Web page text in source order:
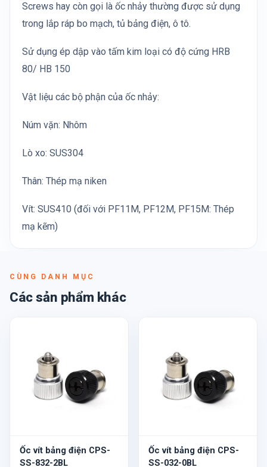
Screws hay còn gọi là ốc nhảy thường được sử dụng
trong lắp ráp bo mạch, tủ bảng điện, ô tô.
Sử dụng ép dập vào tấm kim loại có độ cứng HRB
80/ HB 150
Vật liệu các bộ phận của ốc nhảy:
Núm vặn: Nhôm
Lò xo: SUS304
Thân: Thép mạ niken
Vít: SUS410 (đối với PF11M, PF12M, PF15M: Thép
mạ kẽm)
CÙNG DANH MỤC
Các sản phẩm khác
Ốc vít bảng điện CPS-
SS-832-2BL
Ốc vít bảng điện CPS-
SS-032-0BL